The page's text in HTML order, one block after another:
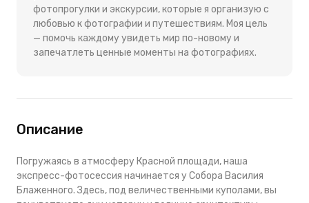
фотопрогулки и экскурсии, которые я организую с
любовью к фотографии и путешествиям. Моя цель
— помочь каждому увидеть мир по-новому и
запечатлеть ценные моменты на фотографиях.
Описание
Погружаясь в атмосферу Красной площади, наша
экспресс-фотосессия начинается у Собора Василия
Блаженного. Здесь, под величественными куполами, вы